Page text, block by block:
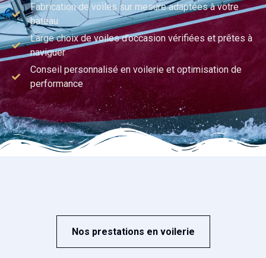
Fabrication de voiles sur mesure adaptées à votre
bateau
Large choix de voiles d’occasion vérifiées et prêtes à
naviguer
Conseil personnalisé en voilerie et optimisation de
performance
Nos prestations en voilerie